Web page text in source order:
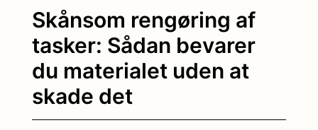
Skånsom rengøring af
tasker: Sådan bevarer
du materialet uden at
skade det